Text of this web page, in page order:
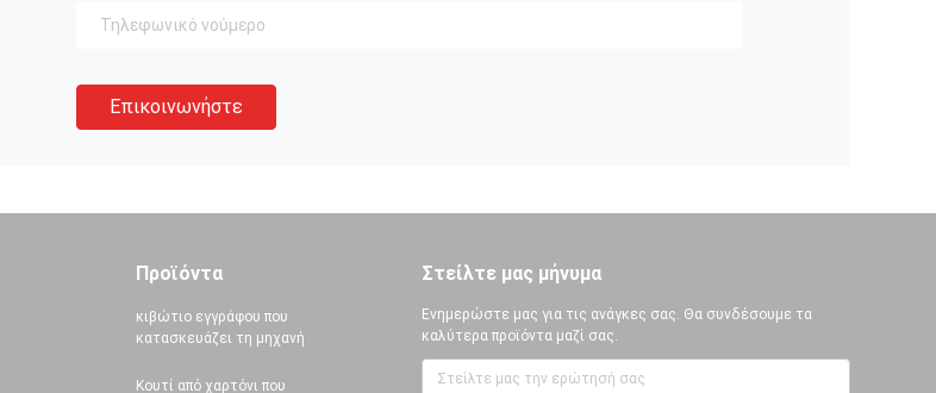
Επικοινωνήστε
Προϊόντα
κιβώτιο εγγράφου που
κατασκευάζει τη μηχανή
Κουτί από χαρτόνι που
Στείλτε μας μήνυμα
Ενημερώστε μας για τις ανάγκες σας. Θα συνδέσουμε τα
καλύτερα προϊόντα μαζί σας.